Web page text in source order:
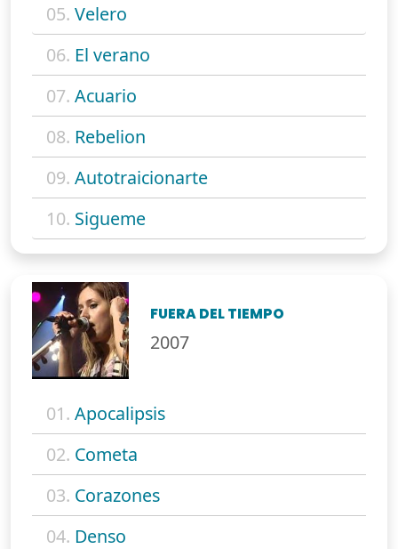
05. Velero
06. El verano
07. Acuario
08. Rebelion
09. Autotraicionarte
10. Sigueme
FUERA DEL TIEMPO
2007
01. Apocalipsis
02. Cometa
03. Corazones
04. Denso